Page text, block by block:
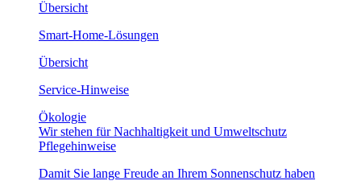
Übersicht
Smart-Home-Lösungen
Übersicht
Service-Hinweise
Ökologie
Wir stehen für Nachhaltigkeit und Umweltschutz
Pflegehinweise
Damit Sie lange Freude an Ihrem Sonnenschutz haben